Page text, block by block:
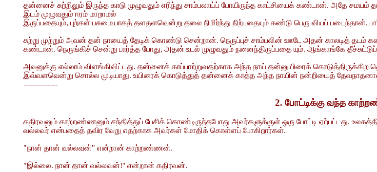
தன்னைச் சுற்றிலும் இருந்த காடு முழுவதும் எரிந்து சாம்பலாய்ப் போயிருந்த காட்சியைக் கண்டான். அதே
இடம் முழுவதும் ஈரம் மாறாமல்
இருப்பதையும், புற்கள் பசுமையாகத் தளதளவென்று தலை நிமிர்ந்து நிற்பதையும் கண்டு பெரு வியப்
சுற்று முற்றும் அவன் தன் நாயைத் தேடிக் கொண்டு சென்றான். நெருப்புச் சாம்பலின் ஊடே அதன் காலடித் தடம்
கண்டான். நெருங்கிச் சென்று பார்த்த போது, அதன் உடல் முழுவதும் நனைந்திருப்பதை யும். ஆங்காங்கே
அவனுக்கு எல்லாம் விளங்கிவிட்டது. தன்னைக் காப்பாற்றுவதற்காக அந்த நாய் தன்னுயிரைக்
இவ்வளவென்று சொல்ல முடியாது. உயிரைக் கொடுத்துத் தன்னைக் காத்த அந்த நாயின் நன்றியைத்
--------------
2. போட்டிக்கு வந்த
கதிரவனும் காற்றண்ணனும் சந்தித்துப் பேசிக் கொண்டிருந்தபோது அவர்களுக்குள் ஒரு போட்டி ஏற்பட்டது.
வல்லவர் என்பதைத் தவிர வேறு எதற்காக அவர்கள் மோதிக் கொள்ளப் போகிறார்கள்.
"நான் தான் வல்லவன்" என்றான் காற்றண்ணன்.
"இல்லை. நான் தான் வல்லவன்!'' என்றான் கதிரவன்.